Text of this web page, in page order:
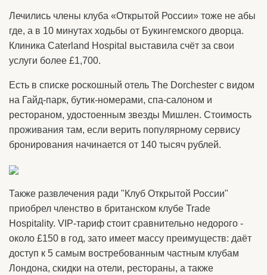
Лечились члены клуба «Открытой России» тоже не абы
где, а в 10 минутах ходьбы от Букингемского дворца.
Клиника Caterland Hospital выставила счёт за свои
услуги более £1,700.
Есть в списке роскошный отель The Dorchester с видом
на Гайд-парк, бутик-номерами, спа-салоном и
рестораном, удостоенным звезды Мишлен. Стоимость
проживания там, если верить популярному сервису
бронирования начинается от 140 тысяч рублей.
Также развлечения ради "Клуб Открытой России"
приобрел членство в британском клубе Trade
Hospitality. VIP-тариф стоит сравнительно недорого -
около £150 в год, зато имеет массу преимуществ: даёт
доступ к 5 самым востребованным частным клубам
Лондона, скидки на отели, рестораны, а также